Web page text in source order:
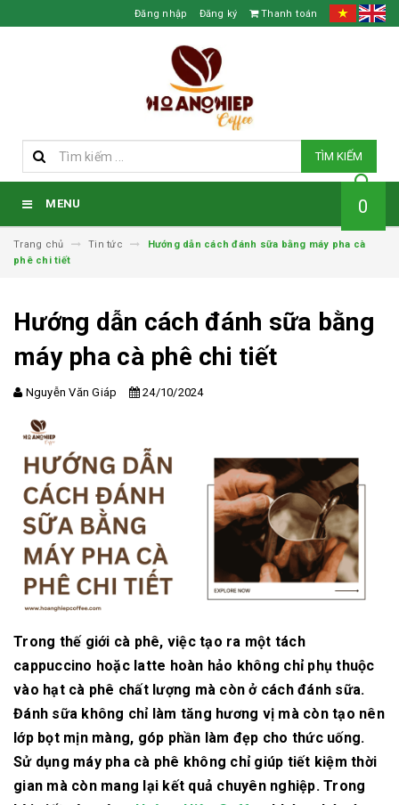
Đăng nhập Đăng ký Thanh toán
TÌM KIẾM
MENU 0
Trang chủ Tin tức
Hướng dẫn cách đánh sữa bằng máy pha cà
phê chi tiết
Hướng dẫn cách đánh sữa bằng
máy pha cà phê chi tiết
Nguyễn Văn Giáp 24/10/2024
Trong thế giới cà phê, việc tạo ra một tách
cappuccino hoặc latte hoàn hảo không chỉ phụ thuộc
vào hạt cà phê chất lượng mà còn ở cách đánh sữa.
Đánh sữa không chỉ làm tăng hương vị mà còn tạo nên
lớp bọt mịn màng, góp phần làm đẹp cho thức uống.
Sử dụng máy pha cà phê không chỉ giúp tiết kiệm thời
gian mà còn mang lại kết quả chuyên nghiệp. Trong